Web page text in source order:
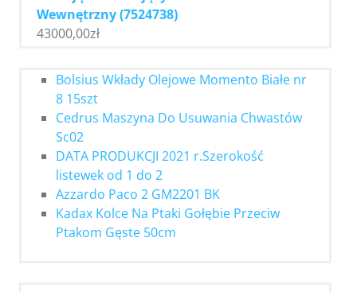
Wewnętrzny (7524738)
43000,00zł
Bolsius Wkłady Olejowe Momento Białe nr
8 15szt
Cedrus Maszyna Do Usuwania Chwastów
Sc02
DATA PRODUKCJI 2021 r.Szerokość
listewek od 1 do 2
Azzardo Paco 2 GM2201 BK
Kadax Kolce Na Ptaki Gołębie Przeciw
Ptakom Gęste 50cm